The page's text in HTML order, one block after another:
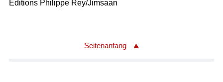
Éditions Philippe Rey/Jimsaan
Seitenanfang